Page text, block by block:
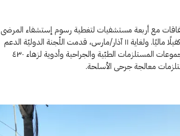
مع أربعة مستشفيات لتغطية رسوم إستشفاء المرضى
المصابين جرّاء النزاع الذين لا يملكون كفيلًا ماليًا. ولغاية ١١ آذار/مارس، قدمت اللّجنة الدوليّة الدعم
لثمانية مستشفيات من خلال توفير مجموعات المستلزمات الطبّية والجراحية وأدوية لزهاء ٤٣٠
معالجة جرحى الأسلحة.